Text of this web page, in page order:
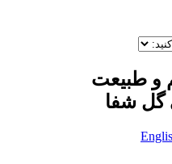
و طبیعت
گل شفا